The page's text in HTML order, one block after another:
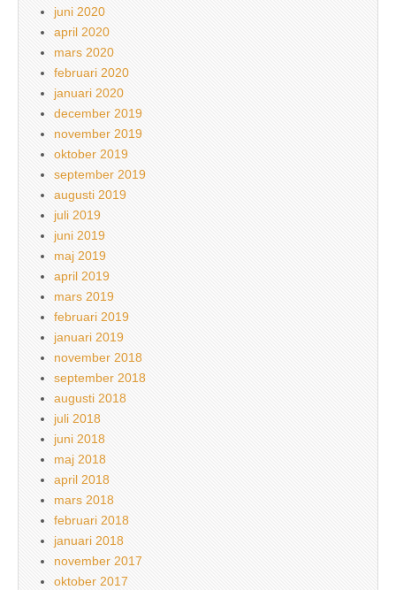
juni 2020
april 2020
mars 2020
februari 2020
januari 2020
december 2019
november 2019
oktober 2019
september 2019
augusti 2019
juli 2019
juni 2019
maj 2019
april 2019
mars 2019
februari 2019
januari 2019
november 2018
september 2018
augusti 2018
juli 2018
juni 2018
maj 2018
april 2018
mars 2018
februari 2018
januari 2018
november 2017
oktober 2017